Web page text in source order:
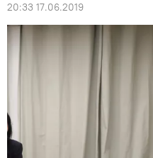
20:33 17.06.2019